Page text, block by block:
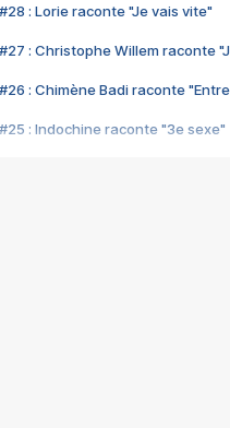
#28 : Lorie raconte "Je vais vite"
#27 : Christophe Willem raconte
#26 : Chimène Badi raconte
#25 : Indochine raconte "3e sexe"